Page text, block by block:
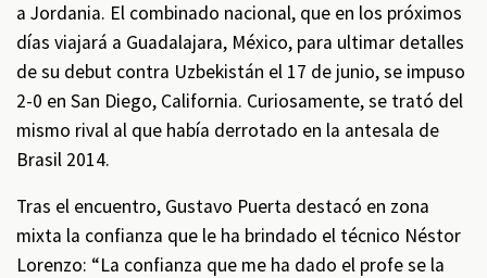
a Jordania. El combinado nacional, que en los próximos
días viajará a Guadalajara, México, para ultimar detalles
de su debut contra Uzbekistán el 17 de junio, se impuso
2-0 en San Diego, California. Curiosamente, se trató del
mismo rival al que había derrotado en la antesala de
Brasil 2014.
Tras el encuentro, Gustavo Puerta destacó en zona
mixta la confianza que le ha brindado el técnico Néstor
Lorenzo: “La confianza que me ha dado el profe se la